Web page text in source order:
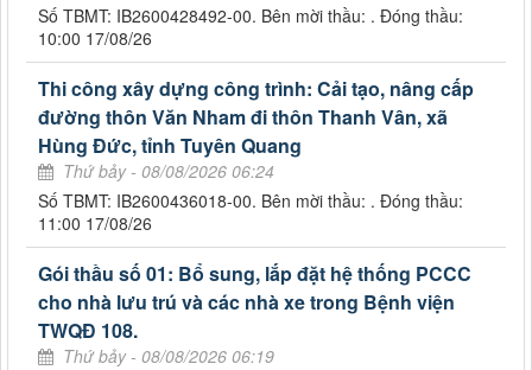
Số TBMT: IB2600428492-00. Bên mời thầu: . Đóng thầu:
10:00 17/08/26
Thi công xây dựng công trình: Cải tạo, nâng cấp
đường thôn Văn Nham đi thôn Thanh Vân, xã
Hùng Đức, tỉnh Tuyên Quang
Thứ bảy - 08/08/2026 06:24
Số TBMT: IB2600436018-00. Bên mời thầu: . Đóng thầu:
11:00 17/08/26
Gói thầu số 01: Bổ sung, lắp đặt hệ thống PCCC
cho nhà lưu trú và các nhà xe trong Bệnh viện
TWQĐ 108.
Thứ bảy - 08/08/2026 06:19